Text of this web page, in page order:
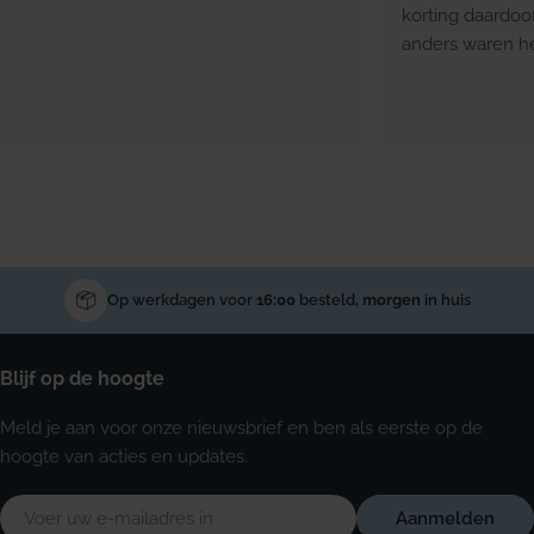
korting
anders waren
Op werkdagen voor 16:00 besteld, morgen in huis
Blijf op de hoogte
Meld je aan voor onze nieuwsbrief en ben als eerste op de
hoogte van acties en updates.
E-
Aanmelden